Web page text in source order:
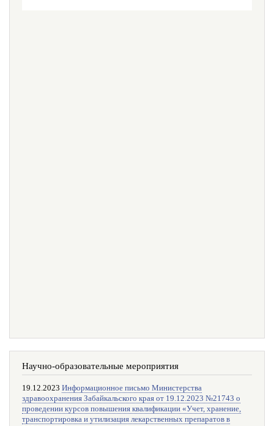
Научно-образовательные мероприятия
19.12.2023 Информационное письмо Министерства
здравоохранения Забайкальского края от 19.12.2023 №21743 о
проведении курсов повышения квалификации «Учет, хранение,
транспортировка и утилизация лекарственных препаратов в